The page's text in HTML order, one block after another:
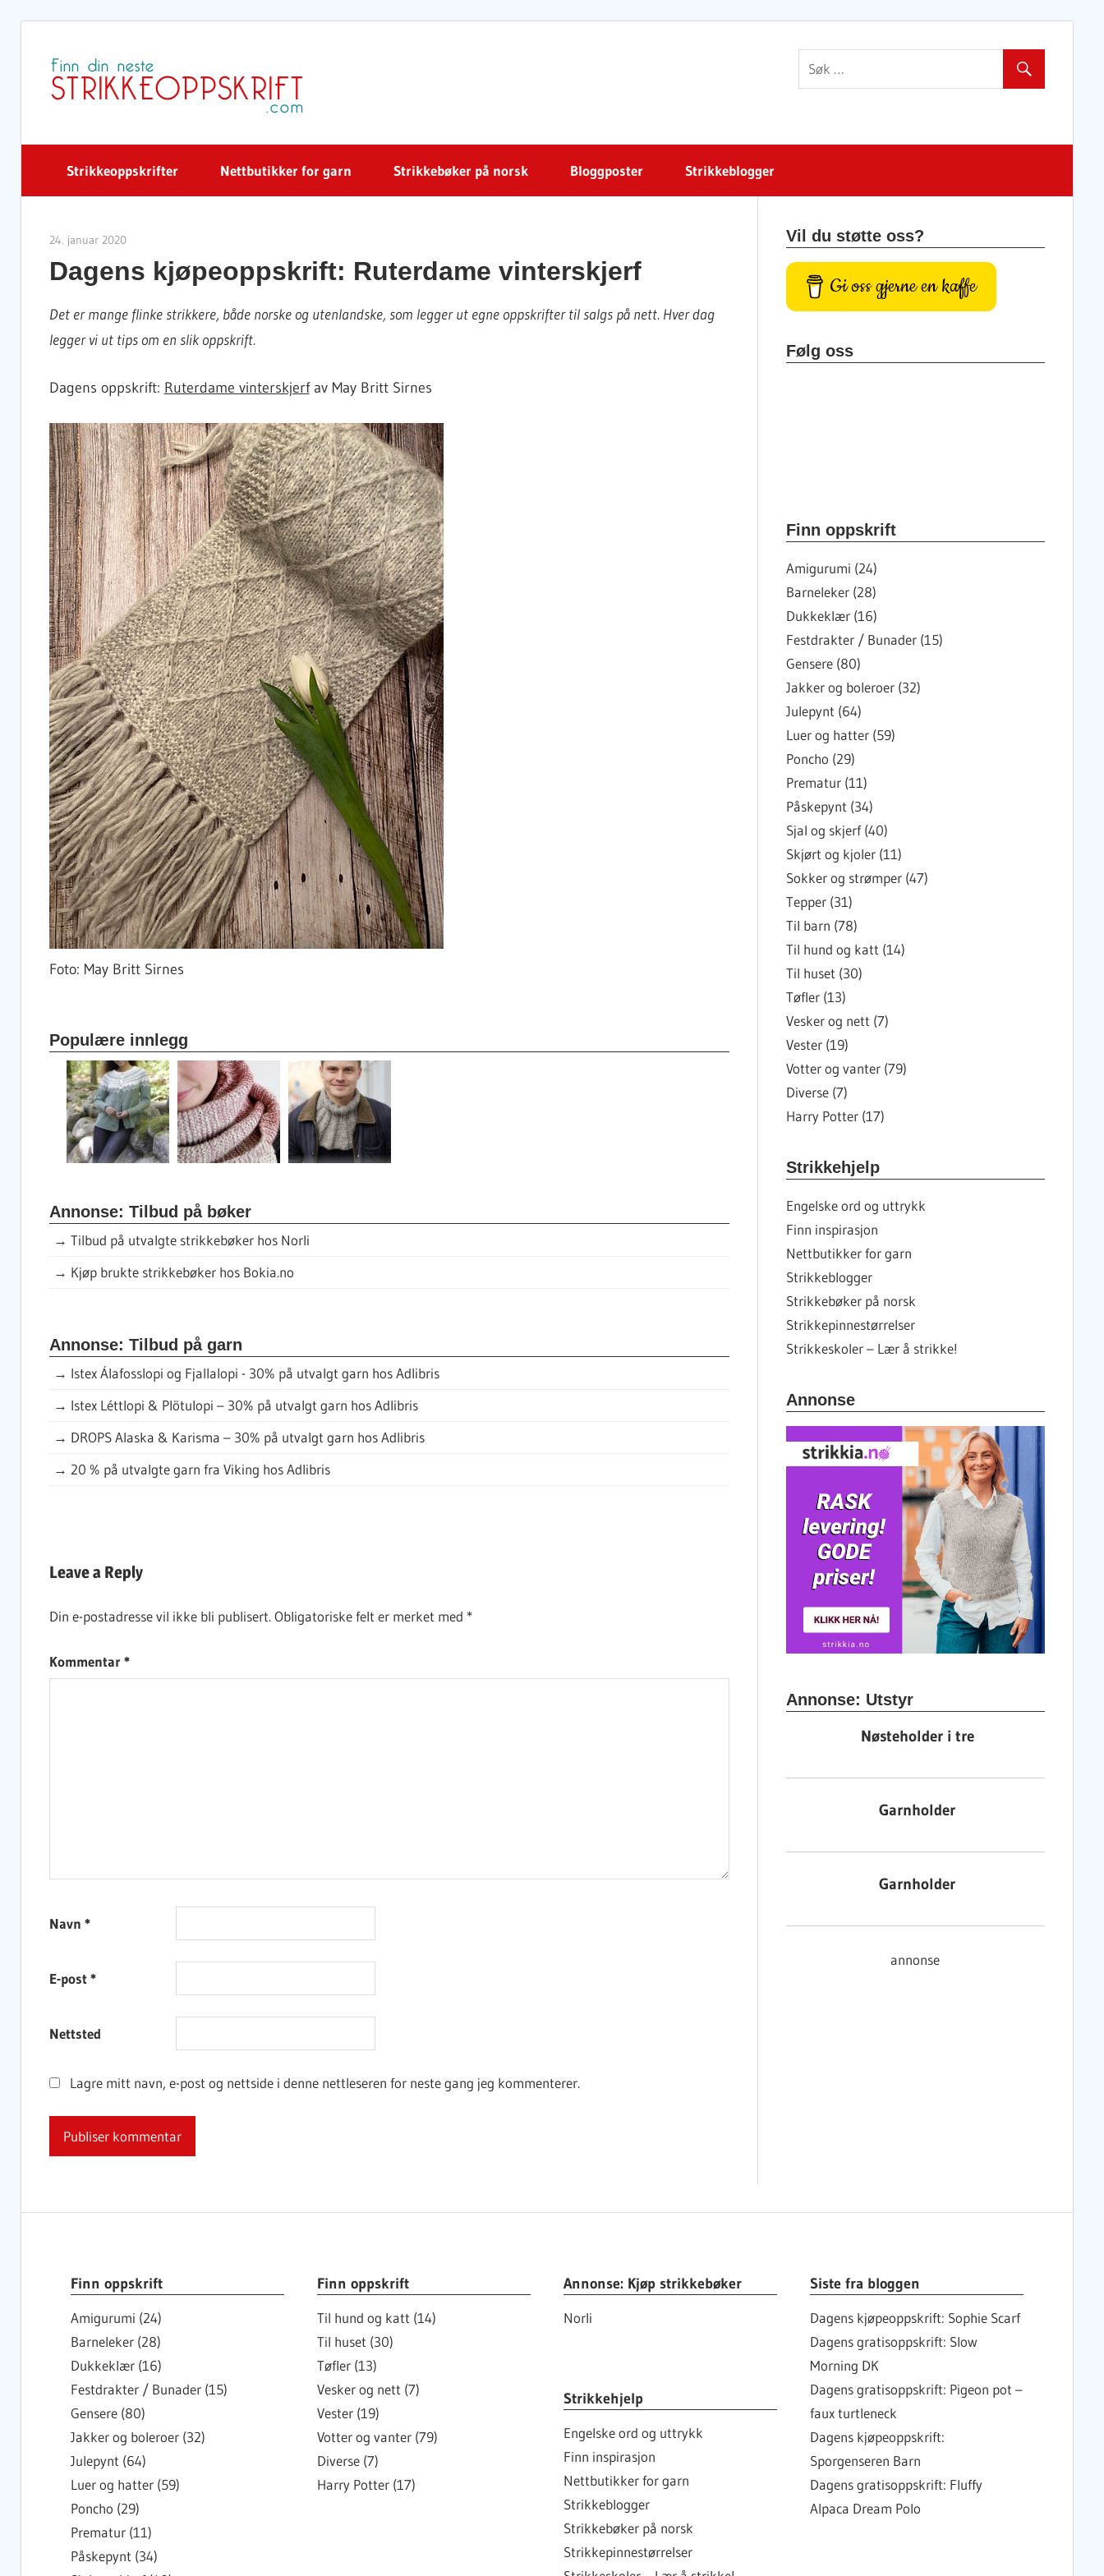
content
Strikkeoppskrifter Nettbutikker for garn Strikkebøker på norsk Bloggposter Strikkeblogger
24. januar 2020Strikkeoppskrift.com
Dagens kjøpeoppskrift: Ruterdame vinterskjerf
Det er mange flinke strikkere, både norske og utenlandske, som legger ut egne oppskrifter til salgs på nett. Hver dag
legger vi ut tips om en slik oppskrift.
Dagens oppskrift: Ruterdame vinterskjerfav May Britt Sirnes
Foto: May Britt Sirnes
Populære innlegg
Annonse: Tilbud på bøker
→ Tilbud på utvalgte strikkebøker hos Norli
→ Kjøp brukte strikkebøker hos Bokia.no
Annonse: Tilbud på garn
→ Istex Álafosslopi og Fjallalopi - 30% på utvalgt garn hos Adlibris
→ Istex Léttlopi & Plötulopi – 30% på utvalgt garn hos Adlibris
→ DROPS Alaska & Karisma – 30% på utvalgt garn hos Adlibris
→ 20 % på utvalgte garn fra Viking hos Adlibris
KJØPEOPPSKRIFT
Leave a Reply
Din e-postadresse vil ikke bli publisert. Obligatoriske felt er merket med *
Kommentar*
Navn *
E-post*
Nettsted
Lagre mitt navn, e-post og nettside i denne nettleseren for neste gang jeg kommenterer.
Vil du støtte oss?
Gi oss gjerne en kaffe
Følg oss
Finn oppskrift
Amigurumi (24)
Barneleker (28)
Dukkeklær (16)
Festdrakter / Bunader (15)
Gensere (80)
Jakker og boleroer (32)
Julepynt (64)
Luer og hatter (59)
Poncho (29)
Prematur (11)
Påskepynt (34)
Sjal og skjerf (40)
Skjørt og kjoler (11)
Sokker og strømper (47)
Tepper (31)
Til barn (78)
Til hund og katt (14)
Til huset (30)
Tøfler (13)
Vesker og nett (7)
Vester (19)
Votter og vanter (79)
Diverse (7)
Harry Potter (17)
Strikkehjelp
Engelske ord og uttrykk
Finn inspirasjon
Nettbutikker for garn
Strikkeblogger
Strikkebøker på norsk
Strikkepinnestørrelser
Strikkeskoler – Lær å strikke!
Annonse
Annonse: Utstyr
Nøsteholder i tre
Garnholder
Garnholder
annonse
Finn oppskrift
Amigurumi (24)
Barneleker (28)
Dukkeklær (16)
Festdrakter / Bunader (15)
Gensere (80)
Jakker og boleroer (32)
Julepynt (64)
Luer og hatter (59)
Poncho (29)
Prematur (11)
Påskepynt (34)
Finn oppskrift
Til hund og katt (14)
Til huset (30)
Tøfler (13)
Vesker og nett (7)
Vester (19)
Votter og vanter (79)
Diverse (7)
Harry Potter (17)
Annonse: Kjøp strikkebøker
Norli
Strikkehjelp
Engelske ord og uttrykk
Finn inspirasjon
Nettbutikker for garn
Strikkeblogger
Strikkebøker på norsk
Strikkepinnestørrelser
Siste fra bloggen
Dagens kjøpeoppskrift: Sophie Scarf
Dagens gratisoppskrift: Slow
Morning DK
Dagens gratisoppskrift: Pigeon pot –
faux turtleneck
Dagens kjøpeoppskrift:
Sporgenseren Barn
Dagens gratisoppskrift: Fluffy
Alpaca Dream Polo